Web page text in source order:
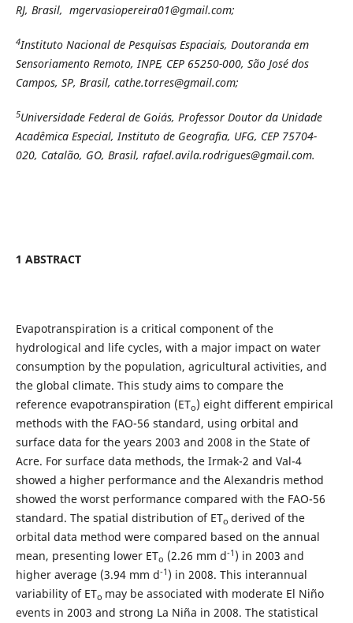
RJ, Brasil, mgervasiopereira01@gmail.com;
4Instituto Nacional de Pesquisas Espaciais, Doutoranda em
Sensoriamento Remoto, INPE, CEP 65250-000, São José dos
Campos, SP, Brasil, cathe.torres@gmail.com;
5Universidade Federal de Goiás, Professor Doutor da Unidade
Acadêmica Especial, Instituto de Geografia, UFG, CEP 75704-
020, Catalão, GO, Brasil, rafael.avila.rodrigues@gmail.com.
1 ABSTRACT
Evapotranspiration is a critical component of the
hydrological and life cycles, with a major impact on water
consumption by the population, agricultural activities, and
the global climate. This study aims to compare the
reference evapotranspiration (ETo) eight different empirical
methods with the FAO-56 standard, using orbital and
surface data for the years 2003 and 2008 in the State of
Acre. For surface data methods, the Irmak-2 and Val-4
showed a higher performance and the Alexandris method
showed the worst performance compared with the FAO-56
standard. The spatial distribution of ETo derived of the
orbital data method were compared based on the annual
mean, presenting lower ETo (2.26 mm d-1 ) in 2003 and
higher average (3.94 mm d-1 ) in 2008. This interannual
variability of ETo may be associated with moderate El Niño
events in 2003 and strong La Niña in 2008. The statistical